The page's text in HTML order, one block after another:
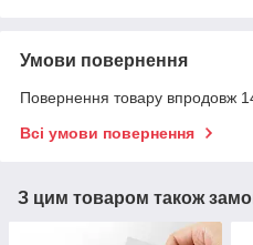
Умови повернення
Повернення товару впродовж
Всі умови повернення
З цим товаром також